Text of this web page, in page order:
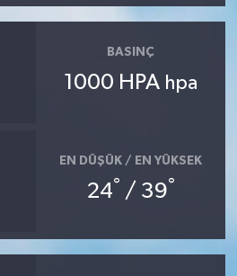
BASINÇ
1000 HPA hpa
EN DÜŞÜK / EN YÜKSEK
24° / 39°